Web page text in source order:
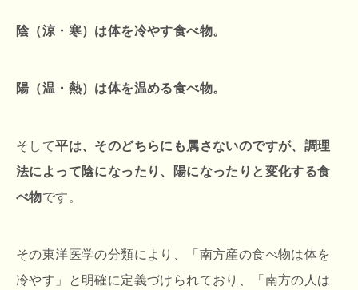
陰（涼・寒）は体を冷やす食べ物。
陽（温・熱）は体を温める食べ物。
そして平は、そのどちらにも属さないのですが、調理
法によって陰になったり、陽になったりと変化する食
べ物です。
その東洋医学の分類により、「南方産の食べ物は体を
冷やす」と明確に定義づけられており、「南方の人は